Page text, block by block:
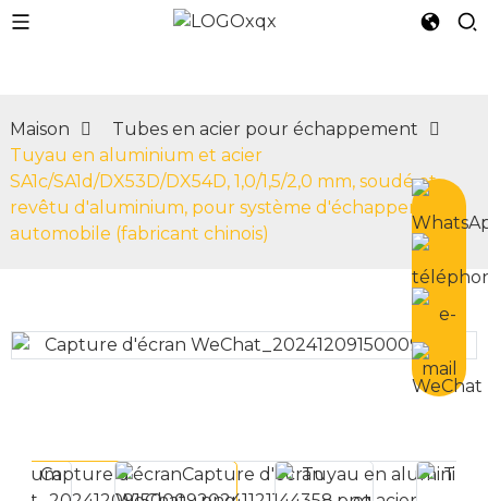
Maison
Tubes en acier pour échappement
Tuyau en aluminium et acier
SA1c/SA1d/DX53D/DX54D, 1,0/1,5/2,0 mm, soudé et
revêtu d'aluminium, pour système d'échappement
automobile (fabricant chinois)